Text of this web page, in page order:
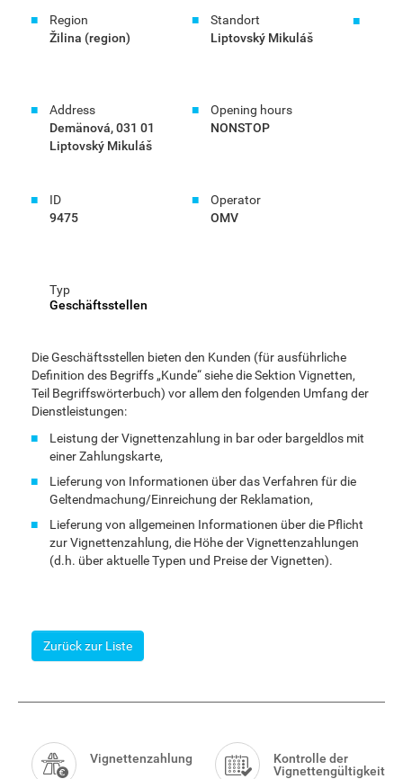
Region
Žilina (region)
Standort
Liptovský Mikuláš
Address
Demänová, 031 01
Liptovský Mikuláš
Opening hours
NONSTOP
ID
9475
Operator
OMV
Typ
Geschäftsstellen
Die Geschäftsstellen bieten den Kunden (für ausführliche
Definition des Begriffs „Kunde“ siehe die Sektion Vignetten,
Teil Begriffswörterbuch) vor allem den folgenden Umfang der
Dienstleistungen:
Leistung der Vignettenzahlung in bar oder bargeldlos mit
einer Zahlungskarte,
Lieferung von Informationen über das Verfahren für die
Geltendmachung/Einreichung der Reklamation,
Lieferung von allgemeinen Informationen über die Pflicht
zur Vignettenzahlung, die Höhe der Vignettenzahlungen
(d.h. über aktuelle Typen und Preise der Vignetten).
Zurück zur Liste
Menu
Vignettenzahlung
Kontrolle der
Vignettengültigkeit